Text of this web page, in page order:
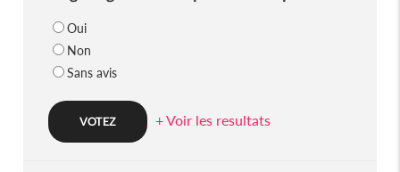
Oui
Non
Sans avis
+ Voir les resultats